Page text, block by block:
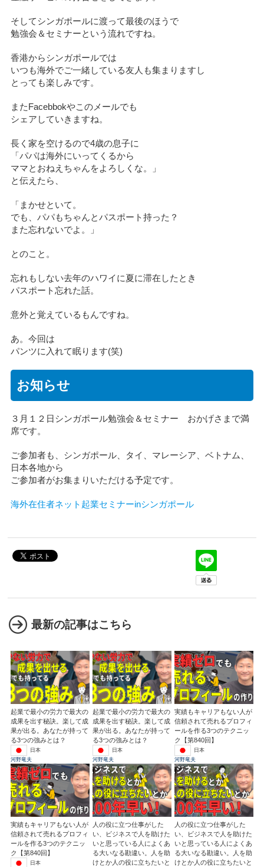
そしてシンガポールに渡って最後のほうで
勉強会＆セミナーという流れですね。
香港からシンガポールでは
いつも海外でご一緒している友人も集まりますし
とっても楽しみです。
またFacebbokやこのメールでも
シェアしていきますね。
長く家を空けるので4歳の息子に
「パパは海外にいってくるから
ママとおねえちゃんをよろしくな。」
と伝えたら、
「まかせといて。
でも、パパもちゃんとパスポート持った？
また忘れないでよ。」
とのこと。
忘れもしない去年のハワイに夏に滞在したとき
パスポート忘れた話。
意外と覚えているもんですね。
あ。今回は
パンツに入れて眠ります(笑)
お知らせ
３月１２日シンガポール勉強会＆セミナー おかげさまで満
席です。
ご参加者も、シンガポール、タイ、マレーシア、ベトナム、
日本各地から
ご参加者がお集まりいただける予定です。
海外在住者ネット起業セミナーinシンガポール
最新の記事はこちら
起業で最小の労力で最大の
成果を出す秘訣。楽して成
果が出る。あなたが持って
る3つの強みとは？
日本
河野竜夫
起業で最小の労力で最大の
成果を出す秘訣。楽して成
果が出る。あなたが持って
る3つの強みとは？
日本
河野竜夫
実績もキャリアもない人が
信頼されて売れるプロフィ
ールを作る3つのテクニッ
ク【第840回】
日本
河野竜夫
実績もキャリアもない人が
信頼されて売れるプロフィ
ールを作る3つのテクニッ
ク【第840回】
日本
人の役に立つ仕事がした
い、ビジネスで人を助けた
いと思っている人によくあ
る大いなる勘違い。人を助
けとか人の役に立ちたいと
人の役に立つ仕事がした
い、ビジネスで人を助けた
いと思っている人によくあ
る大いなる勘違い。人を助
けとか人の役に立ちたいと